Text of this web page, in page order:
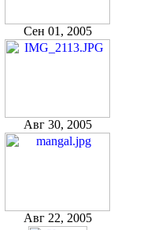
Сен 01, 2005
Авг 30, 2005
Авг 22, 2005